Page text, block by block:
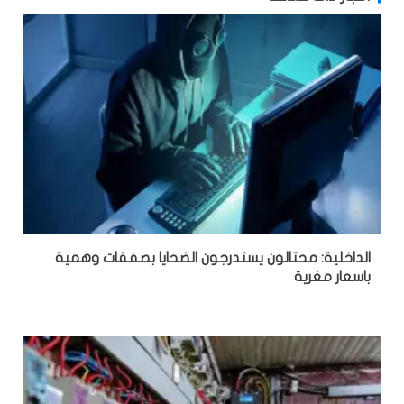
الداخلية: محتالون يستدرجون الضحايا بصفقات وهمية
باسعار مغرية